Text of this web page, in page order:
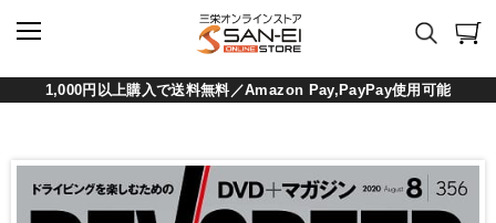
1,000円以上購入で送料無料／Amazon Pay,PayPay使用可能